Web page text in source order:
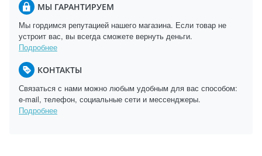
МЫ ГАРАНТИРУЕМ
Мы гордимся репутацией нашего магазина. Если товар не
устроит вас, вы всегда сможете вернуть деньги.
Подробнее
КОНТАКТЫ
Связаться с нами можно любым удобным для вас способом:
e-mail, телефон, социальные сети и мессенджеры.
Подробнее